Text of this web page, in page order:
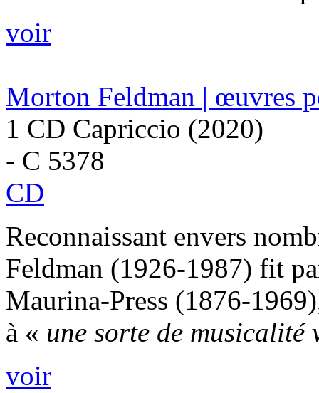
voir
Morton Feldman | œuvres
1 CD Capriccio (2020)
- C 5378
CD
Reconnaissant envers
Feldman (1926-1987) fit
Maurina-Press (1876-
à « une sorte de musicalité
voir